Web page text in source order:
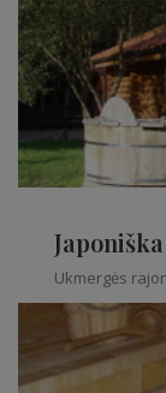
Ukmergės